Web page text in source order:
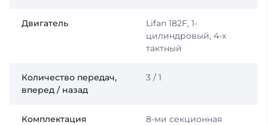
Двигатель
Lifan 182F, 1-
цилиндровый, 4-х
тактный
Количество передач,
вперед / назад
3 / 1
Комплектация
8-ми секционная